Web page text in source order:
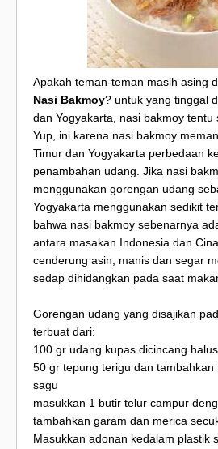
Apakah teman-teman masih asing
Nasi Bakmoy? untuk yang tinggal
dan Yogyakarta, nasi bakmoy tentu
Yup, ini karena nasi bakmoy
Timur dan Yogyakarta perbedaan
penambahan udang. Jika nasi
menggunakan gorengan udang
Yogyakarta menggunakan sedikit
bahwa nasi bakmoy sebenarnya
antara masakan Indonesia dan
cenderung asin, manis dan segar
sedap dihidangkan pada saat
Gorengan udang yang disajikan
terbuat dari:
100 gr udang kupas dicincang halus
50 gr tepung terigu dan tambahkan
sagu
masukkan 1 butir telur campur
tambahkan garam dan merica
Masukkan adonan kedalam plastik